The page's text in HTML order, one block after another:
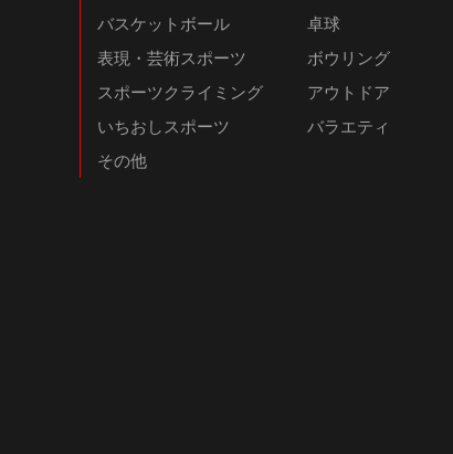
バスケットボール
卓球
表現・芸術スポーツ
ボウリング
スポーツクライミング
アウトドア
いちおしスポーツ
バラエティ
その他